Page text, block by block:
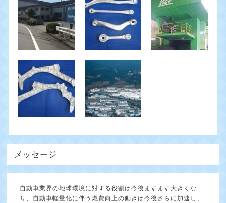
メッセージ
自動車業界の地球環境に対する役割は今後ますます大きくな
り、自動車軽量化に伴う燃費向上の動きは今後さらに加速し、